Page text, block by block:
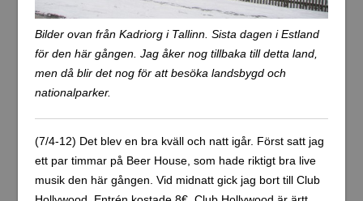
Bilder ovan från Kadriorg i Tallinn. Sista dagen i Estland
för den här gången. Jag åker nog tillbaka till detta land,
men då blir det nog för att besöka landsbygd och
nationalparker.
(7/4-12) Det blev en bra kväll och natt igår. Först satt jag
ett par timmar på Beer House, som hade riktigt bra live
musik den här gången. Vid midnatt gick jag bort till Club